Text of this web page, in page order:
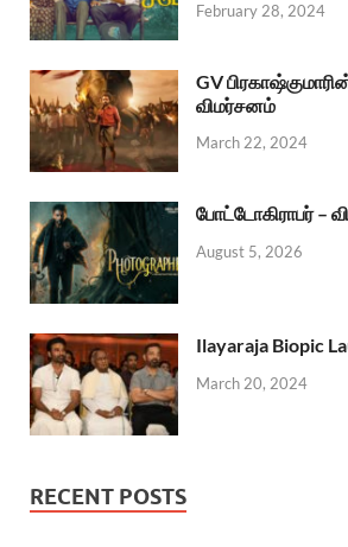
February 28, 2024
GV
விமர்சனம்
March 22, 2024
போட்டோகிராபர் –
August 5, 2026
Ilayaraja Biopic
March 20, 2024
RECENT POSTS